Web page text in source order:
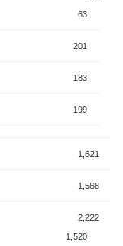
63
201
183
199
1,621
1,568
2,222
1,520